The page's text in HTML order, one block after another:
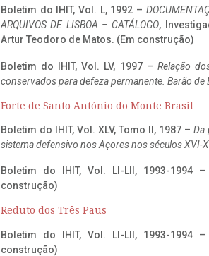
Boletim do IHIT, Vol. L, 1992 –
ARQUIVOS DE LISBOA – CATÁLOGO,
Artur Teodoro de Matos. (Em construção)
Boletim do IHIT, Vol. LV, 1997 – Relação
conservados para defeza permanente. Barão de
Forte de Santo António do Monte Brasil
Boletim do IHIT, Vol. XLV, Tomo II, 1987 – Da
sistema defensivo nos Açores nos séculos XVI-
Boletim do IHIT, Vol. LI-LII, 1993-1994 –
construção)
Reduto dos Três Paus
Boletim do IHIT, Vol. LI-LII, 1993-1994 –
construção)